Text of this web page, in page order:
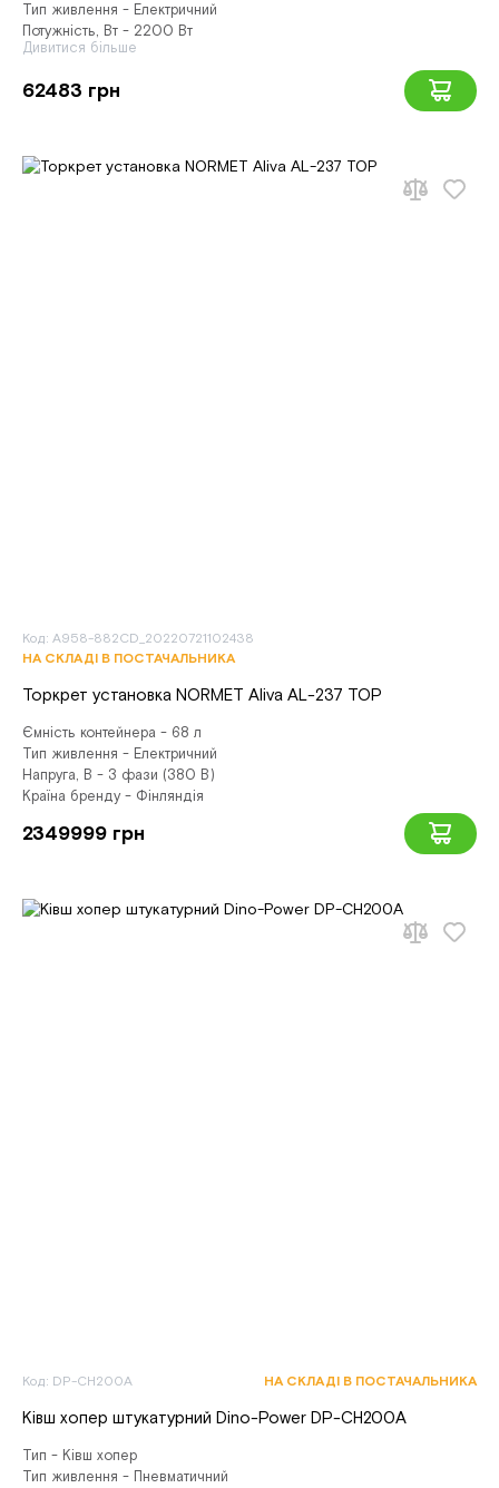
Тип живлення - Електричний
Потужність, Вт - 2200 Вт
Дивитися більше
62483 грн
Код: A958-882CD_20220721102438
НА СКЛАДІ В ПОСТАЧАЛЬНИКА
Торкрет установка NORMET Aliva AL-237 TOP
Ємність контейнера - 68 л
Тип живлення - Електричний
Напруга, В - 3 фази (380 В)
Країна бренду - Фінляндія
2349999 грн
Код: DP-CH200A НА СКЛАДІ В ПОСТАЧАЛЬНИКА
Ківш хопер штукатурний Dino-Power DP-CH200A
Тип - Ківш хопер
Тип живлення - Пневматичний